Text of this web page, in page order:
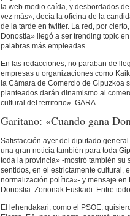
la web medio caída, y desbordados
vez más», decía la oficina de la
de la tarde en twitter. La red, por
Donostia» llegó a ser trending topic
palabras más empleadas.
En las redacciones, no paraban de
empresas u organizaciones como
la Cámara de Comercio de Gipuzkoa
planteados darán dinamismo al
cultural del territorio». GARA
Garitano: «Cuando gana
Satisfacción ayer del diputado
una gran noticia también para toda
toda la provincia» -mostró también su
sentidos, en el estrictamente cultural,
normalización política»- y mensaje
Donostia. Zorionak Euskadi. Entre
El lehendakari, como el PSOE,